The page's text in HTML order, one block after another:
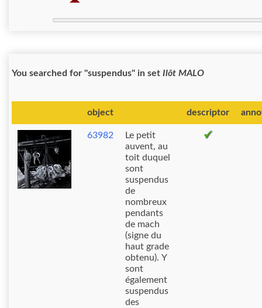
You searched for "suspendus" in set Ilôt MALO
object descriptor
63982
Le petit
auvent, au
toit duquel
sont
suspendus
de
nombreux
pendants
de mach
(signe du
haut grade
obtenu). Y
sont
également
suspendus
des